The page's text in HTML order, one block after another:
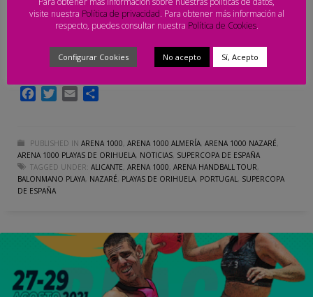
presentaciones de Nazaré y Orihuela como sedes del Arena
Handball Tour, donde también se ha confirmado a la Ciudad
Autónoma de Melilla como organizadora de la Supercopa de
España 2022
FacebookTwitter
Email
PUBLISHED IN ARENA 1000, ARENA 1000 ALMERÍA, ARENA 1000 NAZARÉ,
ARENA 1000 PLAYAS DE ORIHUELA, NOTICIAS, SUPERCOPA DE ESPAÑA
TAGGED UNDER: ALICANTE, ARENA 1000, ARENA HANDBALL TOUR,
BALONMANO PLAYA, NAZARÉ, PLAYAS DE ORIHUELA, PORTUGAL, SUPERCOPA
DE ESPAÑA
visite nuestra Política de privacidad. Para obtener más información al
respecto, puedes consultar nuestra Política de Cookies.
Configurar Cookies No acepto Sí, Acepto